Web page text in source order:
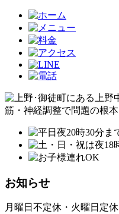
お知らせ
月曜日不定休・火曜日定休